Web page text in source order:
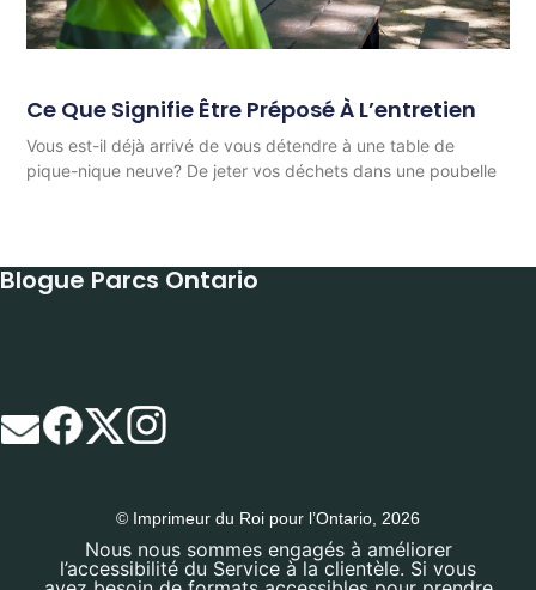
Ce Que Signifie Être Préposé À L’entretien
Vous est-il déjà arrivé de vous détendre à une table de
pique-nique neuve? De jeter vos déchets dans une poubelle
Blogue Parcs Ontario
© Imprimeur du Roi pour l’Ontario, 2026
Nous nous sommes engagés à améliorer
l’accessibilité du Service à la clientèle. Si vous